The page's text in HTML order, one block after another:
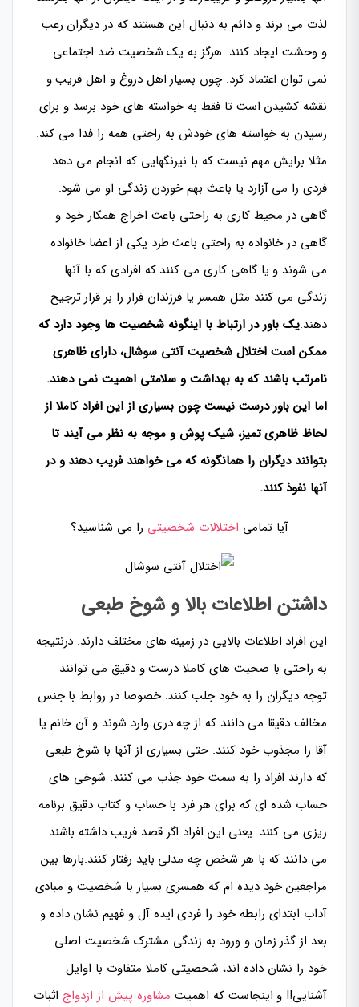
لذت می برند و دائم به دنبال این هستند که در دیگران رعب
و وحشت ایجاد کنند. هرگز به یک شخصیت ضد اجتماعی
نمی توان اعتماد کرد. چون بسیار اهل دروغ و اهل فریب و
نقشه کشیدن است تا فقط به خواسته های خود برسد و برای
رسیدن به خواسته های خودش به راحتی همه را فدا می کند.
مثلا برایش مهم نیست که با نیرنگهایی که انجام می دهد
فردی را می آزارد یا باعث بهم خوردن زندگی او می شود.
گاهی در محیط کاری به راحتی باعث اخراج همکار خود و
گاهی در خانواده به راحتی باعث طرد یکی از اعضا خانواده
می شوند و یا گاهی کاری می کنند که افرادی که با آنها
زندگی می کنند مثل همسر یا فرزندان فرار را بر قرار ترجیح
دهند.یک باور در ارتباط با اینگونه شخصیت ها وجود دارد که
ممکن است اختلال شخصیت آنتی سوشال، دارای ظاهری
نامرتب باشند که به بهداشت و سلامتی اهمیت نمی دهند.
اما این باور درست نیست چون بسیاری از این افراد کاملا از
لحاظ ظاهری تمیز، شیک پوش و موجه به نظر می آیند تا
بتوانند دیگران را همانگونه که می خواهند فریب دهند و در
آنها نفوذ کنند.
آیا تمامی اختلالات شخصیتی را می شناسید؟
داشتن اطلاعات بالا و شوخ طبعی
این افراد اطلاعات بالایی در زمینه های مختلف دارند. درنتیجه
به راحتی با صحبت های کاملا درست و دقیق می توانند
توجه دیگران را به خود جلب کنند. خصوصا در روابط با جنس
مخالف دقیقا می دانند که از چه دری وارد شوند و آن خانم یا
آقا را مجذوب خود کنند. حتی بسیاری از آنها با شوخ طبعی
که دارند افراد را به سمت خود جذب می کنند. شوخی های
حساب شده ای که برای هر فرد با حساب و کتاب دقیق برنامه
ریزی می کنند. یعنی این افراد اگر قصد فریب داشته باشند
می دانند که با هر شخص چه مدلی باید رفتار کنند.بارها بین
مراجعین خود دیده ام که همسری بسیار با شخصیت و مبادی
آداب ابتدای رابطه خود را فردی ایده آل و فهیم نشان داده و
بعد از گذر زمان و ورود به زندگی مشترک شخصیت اصلی
خود را نشان داده اند، شخصیتی کاملا متفاوت با اوایل
آشنایی!! و اینجاست که اهمیت مشاوره پیش از ازدواجاثبات